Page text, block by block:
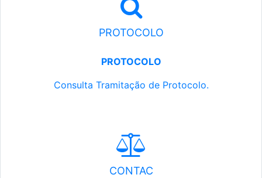
PROTOCOLO
PROTOCOLO
Consulta Tramitação de Protocolo.
CONTAC